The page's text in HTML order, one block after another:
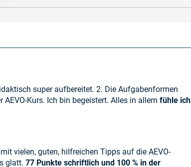
super aufbereitet. 2. Die Aufgabenformen
Kurs. Ich bin begeistert. Alles in allem fühle ich
vielen, guten, hilfreichen Tipps auf die AEVO-
glatt. 77 Punkte schriftlich und 100 % in der